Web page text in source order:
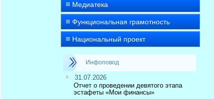
Медиатека
Функциональная грамотность
Национальный проект
Инфоповод
31.07.2026
Отчет о проведении девятого этапа
эстафеты «Мои финансы»